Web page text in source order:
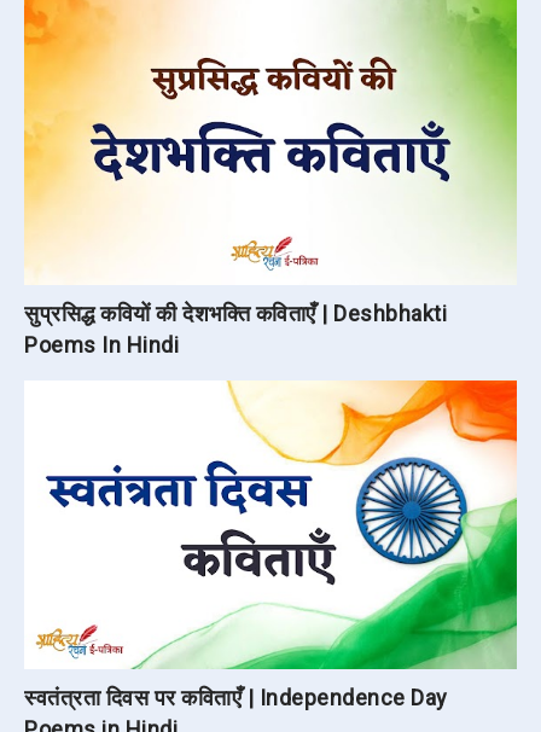
सुप्रसिद्ध कवियों की देशभक्ति कविताएँ | Deshbhakti
Poems In Hindi
स्वतंत्रता दिवस पर कविताएँ | Independence Day